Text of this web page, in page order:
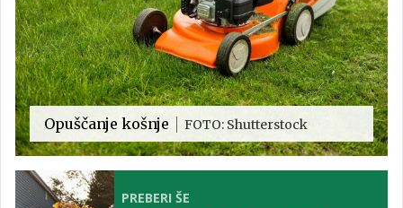
Opuščanje košnje FOTO: Shutterstock
PREBERI ŠE